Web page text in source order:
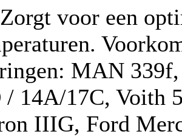
voor een
MAN
14A/17C, Voith
IIIG, Ford